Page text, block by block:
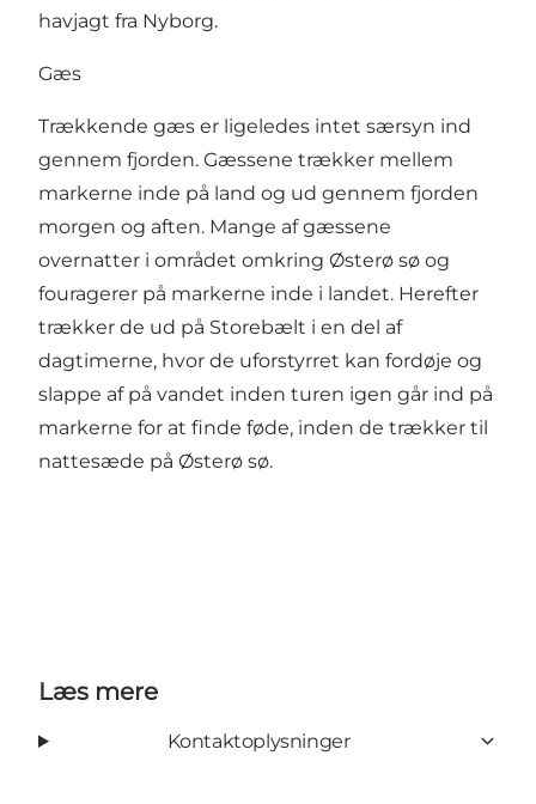
havjagt fra Nyborg.
Gæs
Trækkende gæs er ligeledes intet særsyn ind
gennem fjorden. Gæssene trækker mellem
markerne inde på land og ud gennem fjorden
morgen og aften. Mange af gæssene
overnatter i området omkring Østerø sø og
fouragerer på markerne inde i landet. Herefter
trækker de ud på Storebælt i en del af
dagtimerne, hvor de uforstyrret kan fordøje og
slappe af på vandet inden turen igen går ind på
markerne for at finde føde, inden de trækker til
nattesæde på Østerø sø.
Læs mere
Kontaktoplysninger